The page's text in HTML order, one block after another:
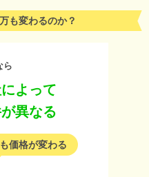
も変わるのか？
ら
よって
異なる
価格が変わる